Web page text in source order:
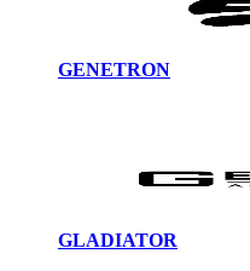
GENETRON
GLADIATOR